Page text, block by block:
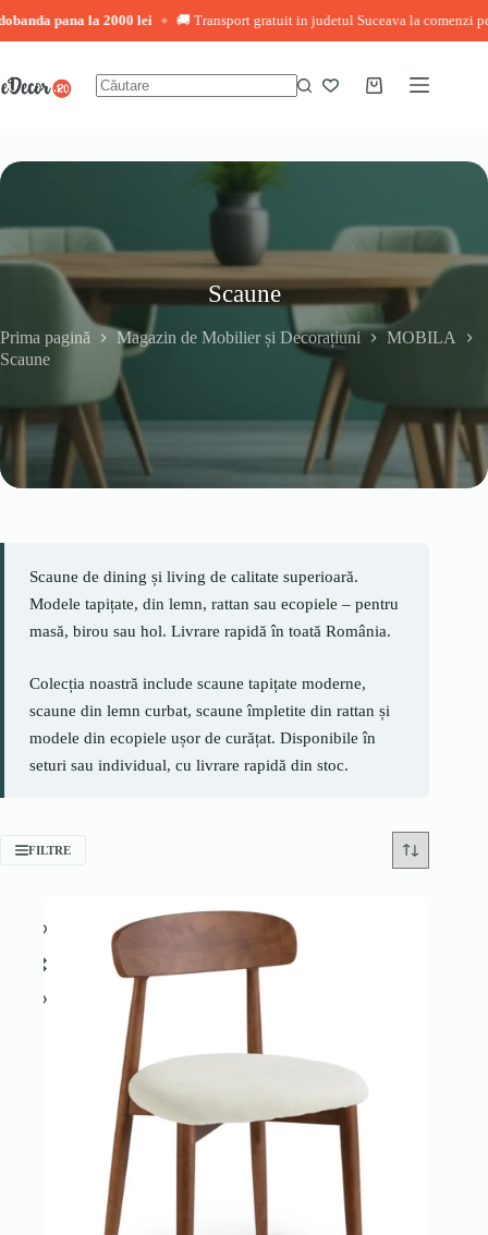
la 2000 lei ◆ 🚚 Transport gratuit in judetul Suceava la comenzi peste
conținut
Coș
Scaune
Prima pagină Magazin de Mobilier și Decorațiuni
MOBILA
Scaune
Scaune de dining și living de calitate superioară.
Modele tapițate, din lemn, rattan sau ecopiele – pentru
masă, birou sau hol. Livrare rapidă în toată România.
Colecția noastră include scaune tapițate moderne,
scaune din lemn curbat, scaune împletite din rattan și
modele din ecopiele ușor de curățat. Disponibile în
seturi sau individual, cu livrare rapidă din stoc.
FILTRE